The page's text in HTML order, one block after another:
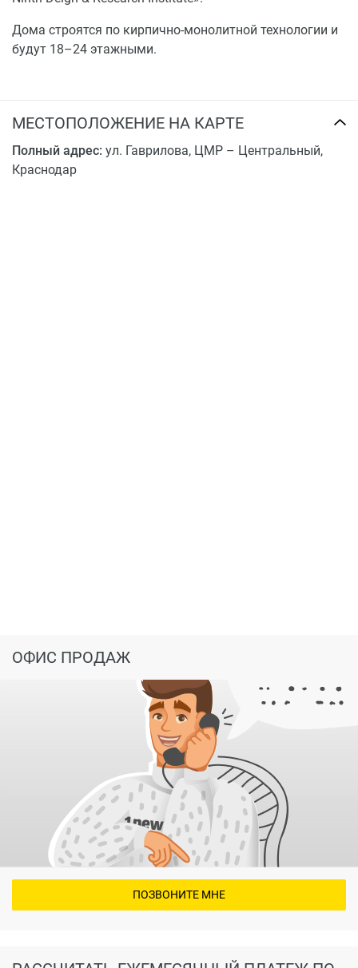
Дома строятся по кирпично-монолитной технологии и
будут 18–24 этажными.
МЕСТОПОЛОЖЕНИЕ НА КАРТЕ
Полный адрес: ул. Гаврилова, ЦМР – Центральный,
Краснодар
ОФИС ПРОДАЖ
ПОЗВОНИТЕ МНЕ